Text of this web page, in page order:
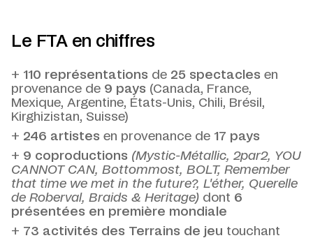
Le FTA en chiffres
+ 110 représentations de 25 spectacles en
provenance de 9 pays (Canada, France,
Mexique, Argentine, États-Unis, Chili, Brésil,
Kirghizistan, Suisse)
+ 246 artistes en provenance de 17 pays
+ 9 coproductions (Mystic-Métallic, 2par2, YOU
CANNOT CAN, Bottommost, BOLT, Remember
that time we met in the future?, L'éther, Querelle
de Roberval, Braids & Heritage) dont 6
présentées en première mondiale
+ 73 activités des Terrains de jeu touchant